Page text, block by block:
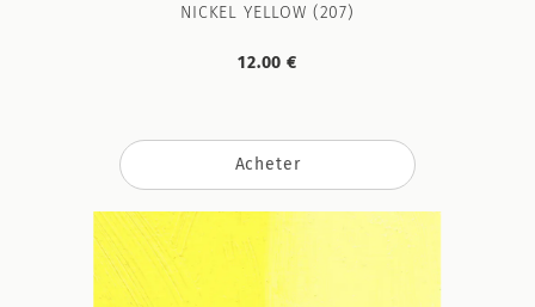
NICKEL YELLOW (207)
12.00 €
Acheter